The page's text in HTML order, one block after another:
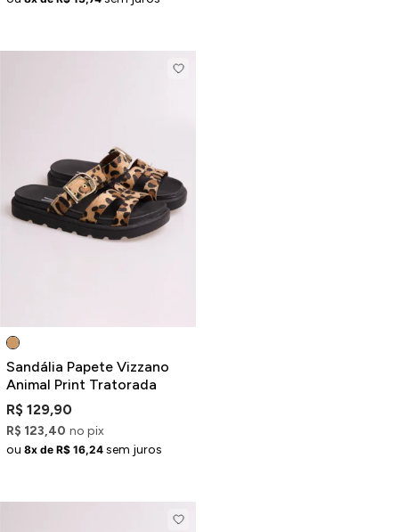
Sandália Papete Vizzano
Animal Print Tratorada
R$ 129,90
R$ 123,40 no pix
ou 8x de R$ 16,24 sem juros